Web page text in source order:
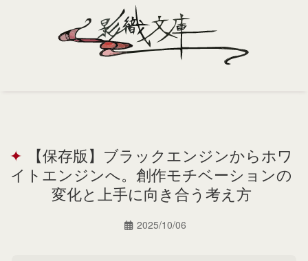
Portfolio
Support
【保存版】ブラックエンジンからホワ
イトエンジンへ。創作モチベーションの
変化と上手に向き合う考え方
2025/10/06